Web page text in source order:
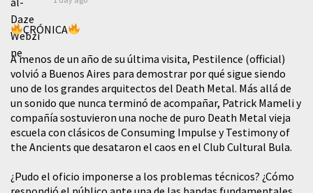
CRÓNICA
A menos de un año de su última visita, Pestilence (official)
volvió a Buenos Aires para demostrar por qué sigue siendo
uno de los grandes arquitectos del Death Metal. Más allá de
un sonido que nunca terminó de acompañar, Patrick Mameli y
compañía sostuvieron una noche de puro Death Metal vieja
escuela con clásicos de Consuming Impulse y Testimony of
the Ancients que desataron el caos en el Club Cultural Bula.
¿Pudo el oficio imponerse a los problemas técnicos? ¿Cómo